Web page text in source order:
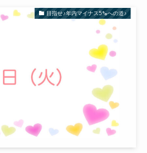
目指せ♪年内マイナス5㌔への道♪